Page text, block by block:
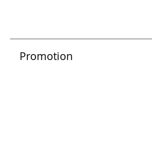
Promotion